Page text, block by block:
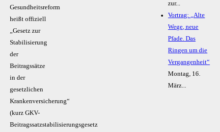
Gesundheitsreform
heißt offiziell
„Gesetz zur
Stabilisierung
der
Beitragssätze
in der
gesetzlichen
Krankenversicherung“
(kurz GKV-
Beitragssatzstabilisierungsgesetz
zur...
Vortrag: „Alte
Wege, neue
Pfade. Das
Ringen um die
Vergangenheit“
Montag, 16.
März...